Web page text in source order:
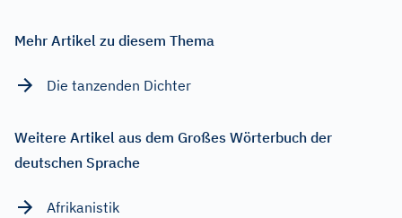
Mehr Artikel zu diesem Thema
Die tanzenden Dichter
Weitere Artikel aus dem Großes Wörterbuch der
deutschen Sprache
Afrikanistik